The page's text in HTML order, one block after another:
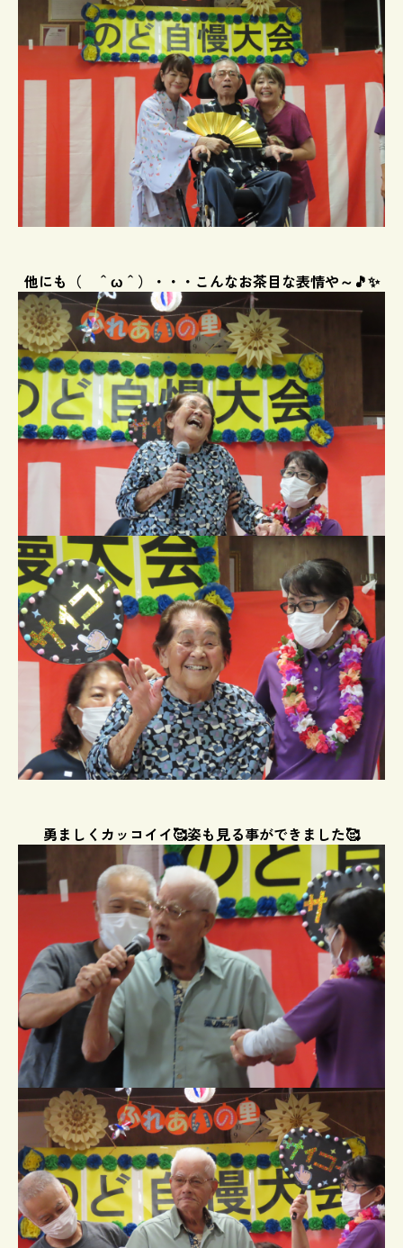
他にも（ ＾ω＾）・・・こんなお茶目な表情や～🎵✨
勇ましくカッコイイ🥰姿も見る事ができました🥰